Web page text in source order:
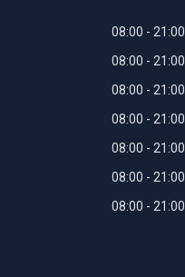
08:00
21:00
08:00
21:00
08:00
21:00
08:00
21:00
08:00
21:00
08:00
21:00
08:00 21:00